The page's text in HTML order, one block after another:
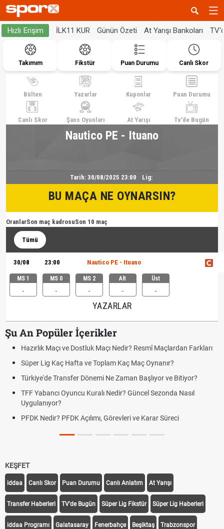
Hızlı Erişim İLK11 KUR Günün Özeti At Yarışı Bankoları
Takımım Fikstür Puan Durumu Canlı Skor
Bülten Yazarlar Kuponlar Puan Durumu
Canlı Skor Şans Oyunları At Yarışı Tv'de Bugün
Nautico PE - Ituano
Tarih: 30/08/2025 23:00 Lig:
BU MAÇA NE OYNARSIN?
OranlarSon maç kadrosuSon 10 maç
Tümü
30/08 23:00 Nautico PE - Ituano
MS 1
-
MS 0
-
MS 2
-
Alt
-
Üst
-
YAZARLAR
Şu An Popüler İçerikler
Hazırlık Maçı ve Dostluk Maçı Nedir? Resmî Maçlardan Farkları
Süper Lig Kaç Hafta ve Toplam Kaç Maç Oynanır?
Türkiye'de Transfer Dönemi Ne Zaman Başlıyor ve Bitiyor?
TFF Yabancı Oyuncu Kuralı Nedir? Güncel Sezonda Nasıl
Uygulanıyor?
PFDK Nedir? PFDK Açılımı, Görevleri ve Karar Süreci
KEŞFET
iddaa Canlı Skor Puan Durumu Canlı Anlatım At Yarışı
Transfer Haberleri TV'de Bugün Süper Lig Fikstür Süper Lig Haberleri
iddaa Programı Galatasaray Fenerbahçe Beşiktaş Trabzonspor